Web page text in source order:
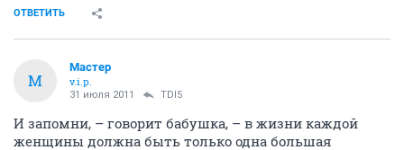
ОТВЕТИТЬ
М
Мастер
v.i.p.
31 июля 2011 TDI5
И запомни, – говорит бабушка, – в жизни каждой
женщины должна быть только одна большая